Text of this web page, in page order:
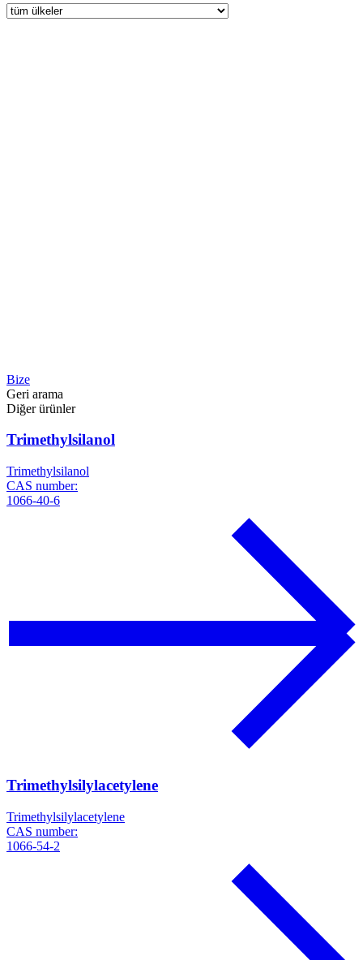
Bize
Geri arama
Diğer ürünler
Trimethylsilanol
Trimethylsilanol
CAS number:
1066-40-6
Trimethylsilylacetylene
Trimethylsilylacetylene
CAS number:
1066-54-2